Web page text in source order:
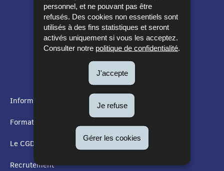
personnel, et ne pouvant pas être
refusés. Des cookies non essentiels sont
utilisés à des fins statistiques et seront
activés uniquement si vous les acceptez.
Consulter notre politique de confidentialité
J'accepte
Je refuse
Gérer les cookies
MENU
DE
NAVIGATION
Informations utiles
Formation
Le CGDIS
Recrutement